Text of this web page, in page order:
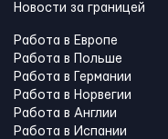
Новости за границей
Работа в Европе
Работа в Польше
Работа в Германии
Работа в Норвегии
Работа в Англии
Работа в Испании